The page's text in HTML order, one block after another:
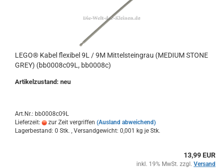
LEGO® Kabel flexibel 9L / 9M Mittelsteingrau (MEDIUM STONE
GREY) (bb0008c09L, bb0008c)
Artikelzustand: neu
Art.Nr.: bb0008c09L
Lieferzeit:
zur Zeit vergriffen (Ausland abweichend)
Lagerbestand: 0 Stk. , Versandgewicht: 0,001 kg je Stk.
13,99 EUR
inkl. 19% MwSt. zzgl. Versand